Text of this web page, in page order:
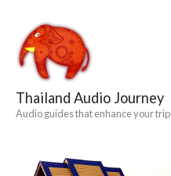
content
Thailand Audio Journey
Audio guides that enhance your trip